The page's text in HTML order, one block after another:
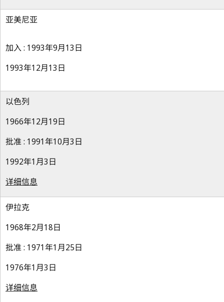
亚美尼亚
加入 : 1993年9月13日
1993年12月13日
以色列
1966年12月19日
批准 : 1991年10月3日
1992年1月3日
详细信息
伊拉克
1968年2月18日
批准 : 1971年1月25日
1976年1月3日
详细信息